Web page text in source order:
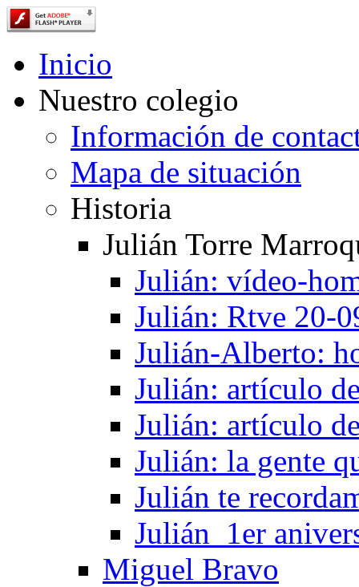
Inicio
Nuestro colegio
Información de
Mapa de situación
Historia
Julián Torre
Julián: vídeo-
Julián: Rtve 20-
Julián-Alberto:
Julián: artículo
Julián: artículo
Julián: la gente
Julián te
Julián_1er
Miguel Bravo